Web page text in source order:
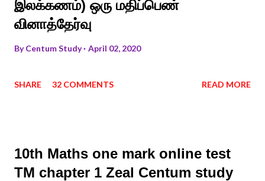
இலக்கணம்) ஒரு மதிப்பெண்
வினாத்தேர்வு
ByCentum Study April 02, 2020
SHARE 32 COMMENTS READ MORE
10th Maths one mark online test
TM chapter 1 Zeal Centum study